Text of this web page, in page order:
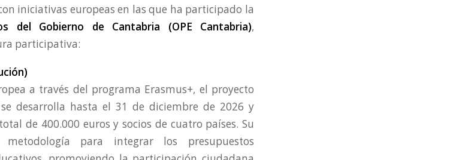
iniciativas europeas en las que ha participado la
del Gobierno de Cantabria (OPE Cantabria),
participativa:
a través del programa Erasmus+, el proyecto
desarrolla hasta el 31 de diciembre de 2026 y
de 400.000 euros y socios de cuatro países. Su
para integrar los presupuestos